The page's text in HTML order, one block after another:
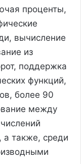
проценты,
вычисление
из
поддержка
функций,
более 90
между
а также, среди